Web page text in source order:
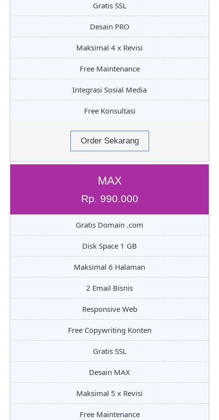
Gratis SSL
Desain PRO
Maksimal 4 x Revisi
Free Maintenance
Integrasi Sosial Media
Free Konsultasi
Order Sekarang
MAX
Rp. 990.000
Gratis Domain .com
Disk Space 1 GB
Maksimal 6 Halaman
2 Email Bisnis
Responsive Web
Free Copywriting Konten
Gratis SSL
Desain MAX
Maksimal 5 x Revisi
Free Maintenance